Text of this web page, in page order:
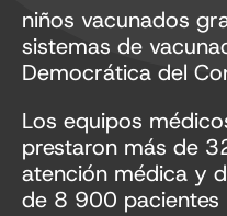
niños vacunados
sistemas de
Democrática del
Los equipos
prestaron más de
atención médica y
de 8 900 pacientes